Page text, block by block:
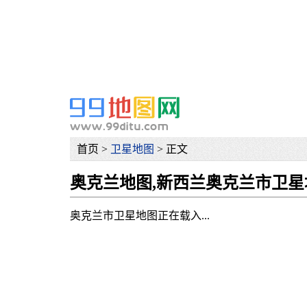
首页 > 卫星地图 > 正文
奥克兰地图,新西兰奥克兰市卫
奥克兰市卫星地图正在载入...